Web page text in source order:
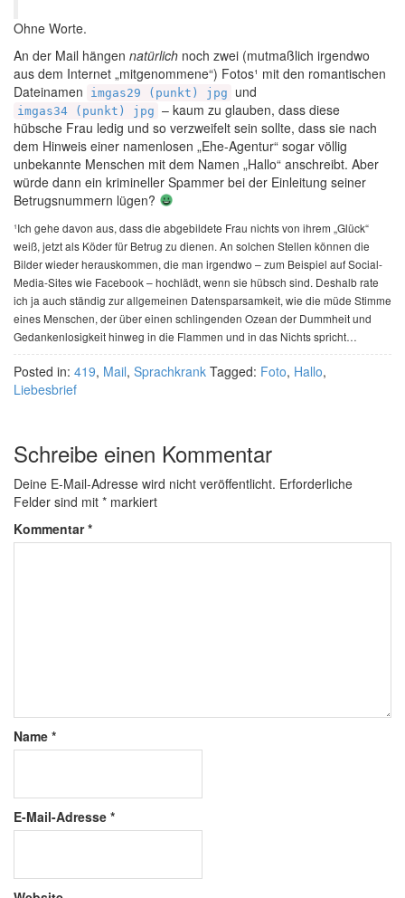
Ohne Worte.
An der Mail hängen natürlich noch zwei (mutmaßlich irgendwo
aus dem Internet „mitgenommene“) Fotos¹ mit den romantischen
Dateinamen
imgas29 (punkt) jpg und
imgas34 (punkt) jpg – kaum zu glauben, dass diese
hübsche Frau ledig und so verzweifelt sein sollte, dass sie nach
dem Hinweis einer namenlosen „Ehe-Agentur“ sogar völlig
unbekannte Menschen mit dem Namen „Hallo“ anschreibt. Aber
würde dann ein krimineller Spammer bei der Einleitung seiner
Betrugsnummern lügen?
¹Ich gehe davon aus, dass die abgebildete Frau nichts von ihrem „Glück“
weiß, jetzt als Köder für Betrug zu dienen. An solchen Stellen können die
Bilder wieder herauskommen, die man irgendwo – zum Beispiel auf Social-
Media-Sites wie Facebook – hochlädt, wenn sie hübsch sind. Deshalb rate
ich ja auch ständig zur allgemeinen Datensparsamkeit, wie die müde Stimme
eines Menschen, der über einen schlingenden Ozean der Dummheit und
Gedankenlosigkeit hinweg in die Flammen und in das Nichts spricht…
Posted in: 419, Mail, Sprachkrank Tagged: Foto, Hallo,
Liebesbrief
Schreibe einen Kommentar
Deine E-Mail-Adresse wird nicht veröffentlicht. Erforderliche
Felder sind mit * markiert
Kommentar*
Name *
E-Mail-Adresse *